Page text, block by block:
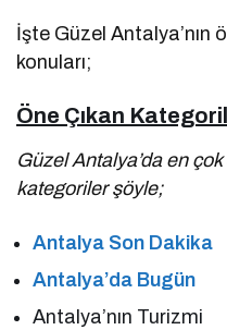
İşte Güzel Antalya’nın
konuları;
Öne Çıkan
Güzel Antalya’da en
kategoriler şöyle;
Antalya Son Dakika
Antalya’da Bugün
Antalya’nın Turizmi